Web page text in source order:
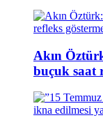
Akın
buçuk saat